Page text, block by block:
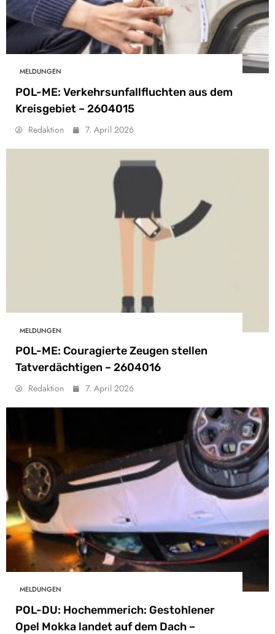
MELDUNGEN
POL-ME: Verkehrsunfallfluchten aus dem
Kreisgebiet – 2604015
Redaktion 7. April 2026
MELDUNGEN
POL-ME: Couragierte Zeugen stellen
Tatverdächtigen – 2604016
Redaktion 7. April 2026
MELDUNGEN
POL-DU: Hochemmerich: Gestohlener
Opel Mokka landet auf dem Dach –